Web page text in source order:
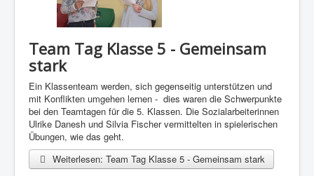
Team Tag Klasse 5 - Gemeinsam
stark
Ein Klassenteam werden, sich gegenseitig unterstützen und
mit Konflikten umgehen lernen - dies waren die Schwerpunkte
bei den Teamtagen für die 5. Klassen. Die Sozialarbeiterinnen
Ulrike Danesh und Silvia Fischer vermittelten in spielerischen
Übungen, wie das geht.
Weiterlesen: Team Tag Klasse 5 - Gemeinsam stark